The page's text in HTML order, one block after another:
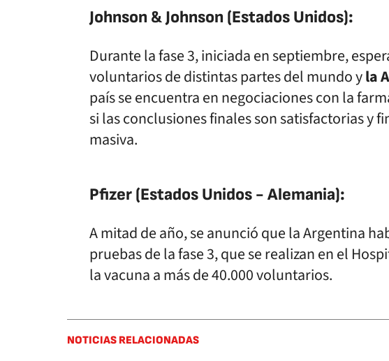
Johnson & Johnson (Estados Unidos):
Durante la fase 3, iniciada en septiembre,
voluntarios de distintas partes del mundo yla
país se encuentra en negociaciones con la
si las conclusiones finales son satisfactorias y
masiva.
Pfizer (Estados Unidos - Alemania):
A mitad de año, se anunció que la Argentina
pruebas de la fase 3, que se realizan en el
la vacuna a más de 40.000 voluntarios.
NOTICIAS RELACIONADAS